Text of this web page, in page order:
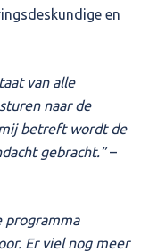
en
van alle
naar de
betreft wordt de
gebracht.”–
programma
Er viel nog meer